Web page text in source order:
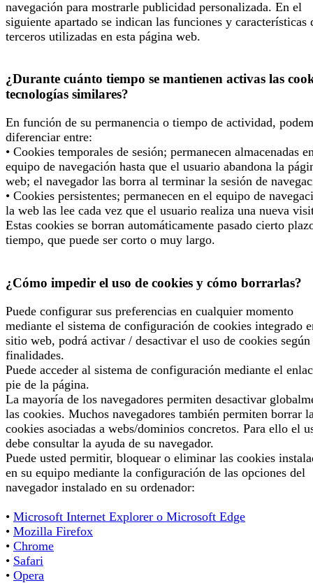
navegación para mostrarle publicidad personalizada. En el
siguiente apartado se indican las funciones y características
terceros utilizadas en esta página web.
¿Durante cuánto tiempo se mantienen activas las
tecnologías similares?
En función de su permanencia o tiempo de actividad,
diferenciar entre:
• Cookies temporales de sesión; permanecen almacenadas
equipo de navegación hasta que el usuario abandona la
web; el navegador las borra al terminar la sesión de
• Cookies persistentes; permanecen en el equipo de
la web las lee cada vez que el usuario realiza una nueva
Estas cookies se borran automáticamente pasado cierto
tiempo, que puede ser corto o muy largo.
¿Cómo impedir el uso de cookies y cómo borrarlas?
Puede configurar sus preferencias en cualquier momento
mediante el sistema de configuración de cookies integrado
sitio web, podrá activar / desactivar el uso de cookies según
finalidades.
Puede acceder al sistema de configuración mediante el
pie de la página.
La mayoría de los navegadores permiten desactivar
las cookies. Muchos navegadores también permiten borrar
cookies asociadas a webs/dominios concretos. Para ello el
debe consultar la ayuda de su navegador.
Puede usted permitir, bloquear o eliminar las cookies
en su equipo mediante la configuración de las opciones del
navegador instalado en su ordenador:
• Microsoft Internet Explorer o Microsoft Edge
• Mozilla Firefox
• Chrome
• Safari
• Opera